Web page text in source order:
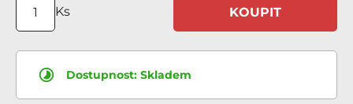
Ks KOUPIT
Dostupnost: Skladem